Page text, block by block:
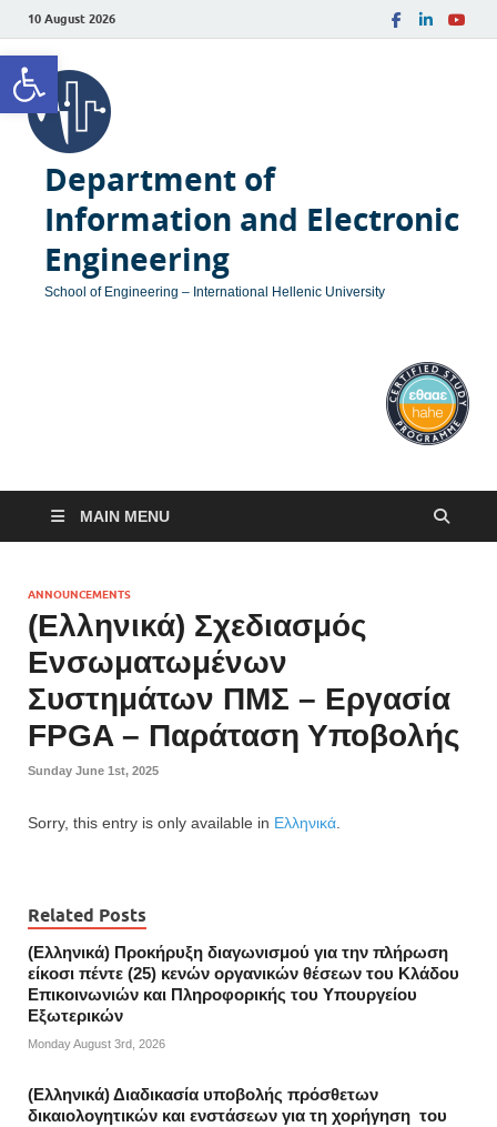
Open toolbar
10 August 2026
Department of
Information and Electronic
Engineering
School of Engineering – International Hellenic University
MAIN MENU
ANNOUNCEMENTS
(Ελληνικά) Σχεδιασμός
Ενσωματωμένων
Συστημάτων ΠΜΣ – Εργασία
FPGA – Παράταση Υποβολής
Sunday June 1st, 2025
Sorry, this entry is only available in Ελληνικά
Related Posts
(Ελληνικά) Προκήρυξη διαγωνισμού για την πλήρωση
είκοσι πέντε (25) κενών οργανικών θέσεων του Κλάδου
Επικοινωνιών και Πληροφορικής του Υπουργείου
Εξωτερικών
Monday August 3rd, 2026
(Ελληνικά) Διαδικασία υποβολής πρόσθετων
δικαιολογητικών και ενστάσεων για τη χορήγηση του